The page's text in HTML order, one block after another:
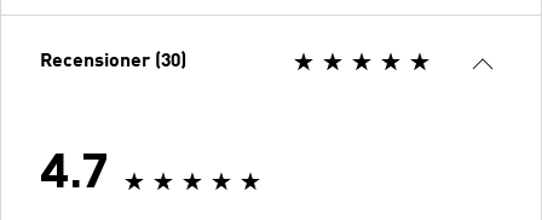
Recensioner (30)
4.7